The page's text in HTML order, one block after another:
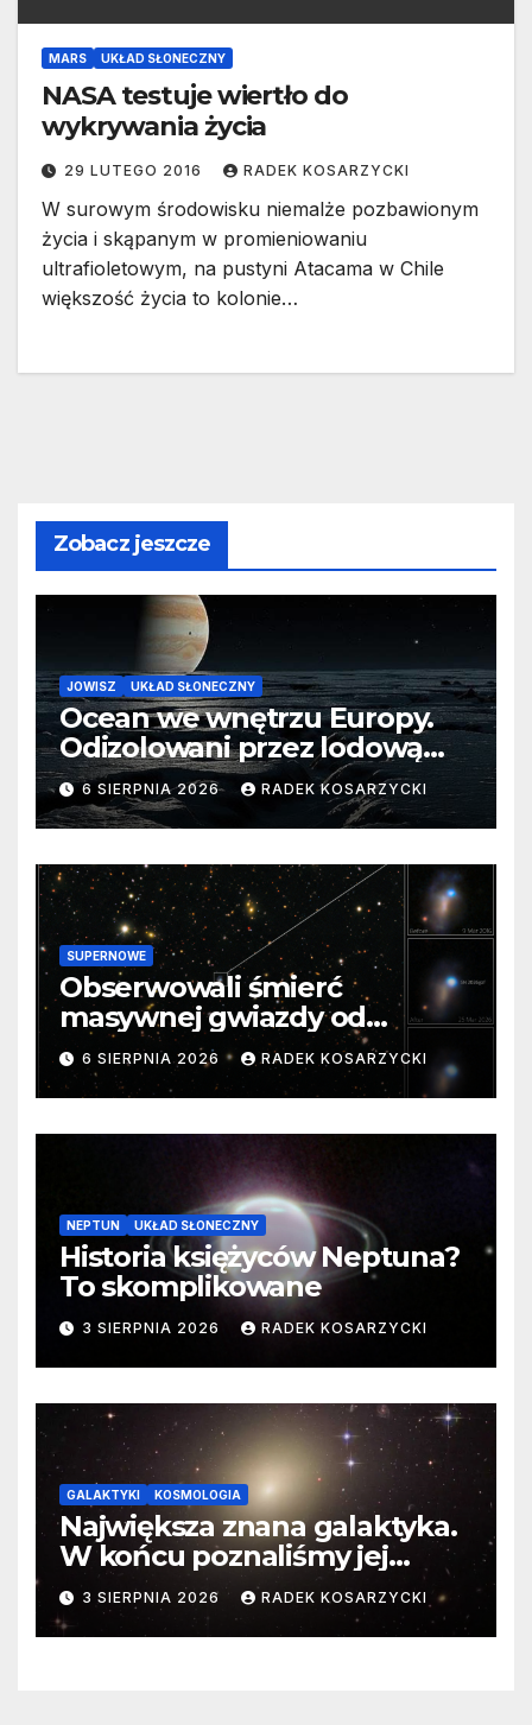
MARS UKŁAD SŁONECZNY
NASA testuje wiertło do
wykrywania życia
29 LUTEGO 2016 RADEK KOSARZYCKI
W surowym środowisku niemalże pozbawionym
życia i skąpanym w promieniowaniu
ultrafioletowym, na pustyni Atacama w Chile
większość życia to kolonie…
Zobacz jeszcze
JOWISZ UKŁAD SŁONECZNY
Ocean we wnętrzu Europy.
Odizolowani przez lodową
barierę
6 SIERPNIA 2026 RADEK KOSARZYCKI
SUPERNOWE
Obserwowali śmierć
masywnej gwiazdy od
samego początku. Niezwykle
cenne dane
6 SIERPNIA 2026 RADEK KOSARZYCKI
NEPTUN UKŁAD SŁONECZNY
Historia księżyców Neptuna?
To skomplikowane
3 SIERPNIA 2026 RADEK KOSARZYCKI
GALAKTYKI KOSMOLOGIA
Największa znana galaktyka.
W końcu poznaliśmy jej
faktyczne wymiary
3 SIERPNIA 2026 RADEK KOSARZYCKI